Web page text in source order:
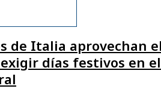
de Italia aprovechan
días festivos en el